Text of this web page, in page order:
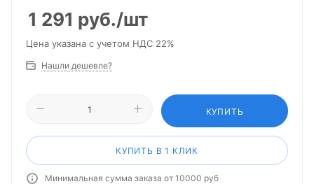
1 291 руб./шт
Цена указана с учетом НДС 22%
Нашли дешевле?
КУПИТЬ
КУПИТЬ В 1 КЛИК
Минимальная сумма заказа от 10000 руб